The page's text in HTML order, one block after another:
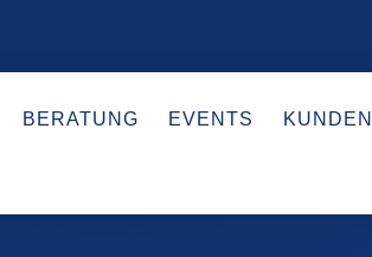
BERATUNG EVENTS